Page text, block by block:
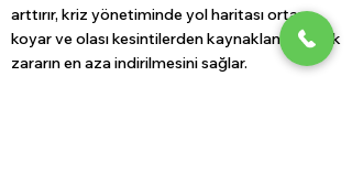
arttırır, kriz yönetiminde yol haritası ortaya
koyar ve olası kesintilerden kaynaklanabilecek
zararın en aza indirilmesini sağlar.